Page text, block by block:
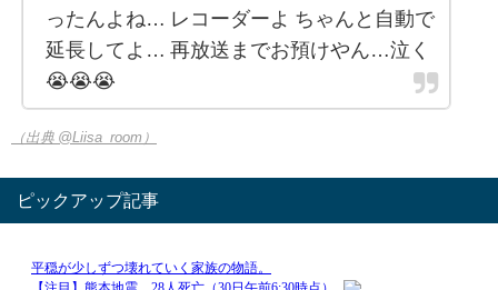
ったんよね… レコーダーよ ちゃんと自動で
延長してよ… 再放送までお預けやん…泣く
😭😭😭
（出典 @Liisa_room）
ピックアップ記事